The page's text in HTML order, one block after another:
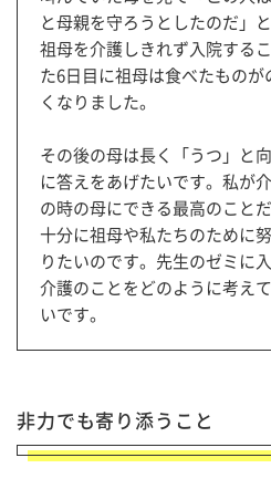
と母親を守ろうとしたのだ」
祖母を介護しきれず入院する
た6日目に祖母は食べたもの
くなりました。
その後の母は長く「うつ」と
に答えをあげたいです。私が
の時の母にできる最高のこと
十分に祖母や私たちのために
りたいのです。先生のゼミに
介護のことをどのように考え
いです。
非力でも寄り添うこと